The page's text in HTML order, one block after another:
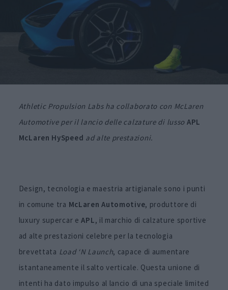
Athletic Propulsion Labs ha collaborato con McLaren
Automotive per il lancio delle calzature di lusso APL
McLaren HySpeed ad alte prestazioni.
Design, tecnologia e maestria artigianale sono i punti
in comune tra McLaren Automotive, produttore di
luxury supercar eAPL, il marchio di calzature sportive
ad alte prestazioni celebre per la tecnologia
brevettata Load ‘N Launch, capace di aumentare
istantaneamente il salto verticale. Questa unione di
intenti ha dato impulso al lancio di una speciale limited